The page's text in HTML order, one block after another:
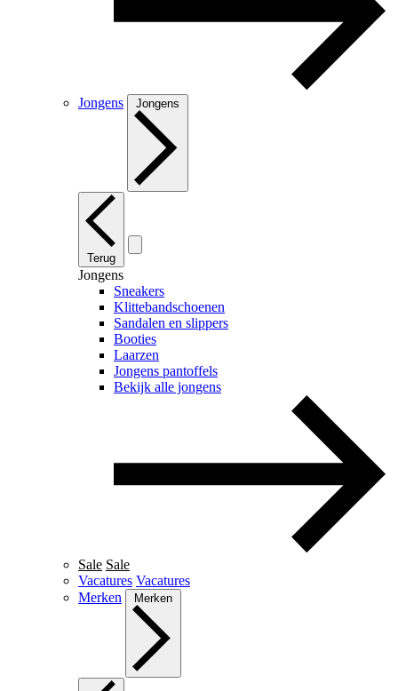
Jongens Jongens
Terug
Jongens
Sneakers
Klittebandschoenen
Sandalen en slippers
Booties
Laarzen
Jongens pantoffels
Bekijk alle jongens
Sale Sale
Vacatures Vacatures
Merken
Merken